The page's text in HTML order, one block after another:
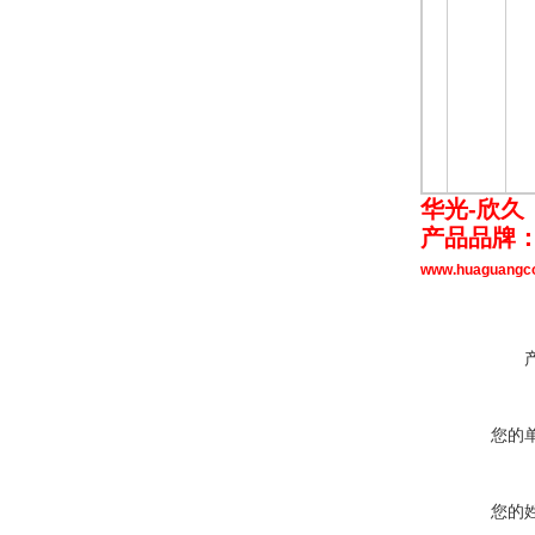
华光-欣久
产品品牌
您的
您的